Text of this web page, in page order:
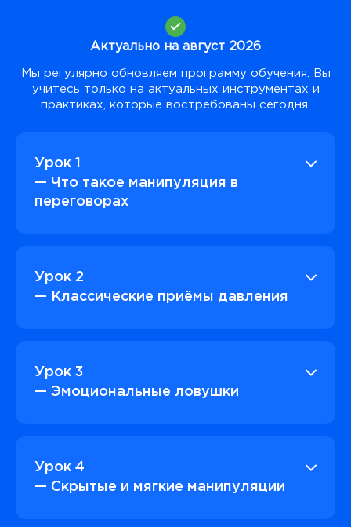
Актуально на август 2026
Мы регулярно обновляем программу обучения. Вы
учитесь только на актуальных инструментах и
практиках, которые востребованы сегодня.
Урок 1
— Что такое манипуляция в
переговорах
Урок 2
— Классические приёмы давления
Урок 3
— Эмоциональные ловушки
Урок 4
— Скрытые и мягкие манипуляции